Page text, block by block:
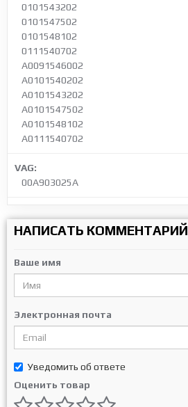
0101543202
0101547502
0101548102
0111540702
A0091546002
A0101540202
A0101543202
A0101547502
A0101548102
A0111540702
VAG:
00A903025A
НАПИСАТЬ КОММЕНТАРИЙ
Ваше имя
Электронная почта
Уведомить об ответе
Оценить товар